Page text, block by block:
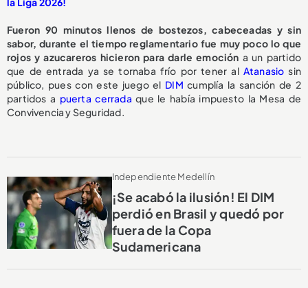
Fueron 90 minutos llenos de bostezos, cabeceadas y sin
sabor, durante el tiempo reglamentario fue muy poco lo que
rojos y azucareros hicieron para darle emoción a un partido
que de entrada ya se tornaba frío por tener al Atanasiosin
público, pues con este juego el DIMcumplía la sanción de 2
partidos a puerta cerrada que le había impuesto la Mesa de
Convivencia y Seguridad.
Independiente Medellín
¡Se acabó la ilusión! El DIM
perdió en Brasil y quedó por
fuera de la Copa
Sudamericana